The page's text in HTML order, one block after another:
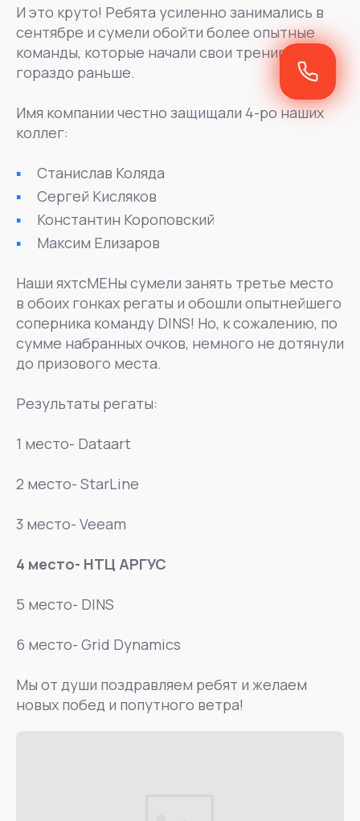
И это круто! Ребята усиленно занимались в
сентябре и сумели обойти более опытные
команды, которые начали свои тренировки
гораздо раньше.
Имя компании честно защищали 4-ро наших
коллег:
Станислав Коляда
Сергей Кисляков
Константин Короповский
Максим Елизаров
Наши яхтсМЕНы сумели занять третье место
в обоих гонках регаты и обошли опытнейшего
соперника команду DINS! Но, к сожалению, по
сумме набранных очков, немного не дотянули
до призового места.
Результаты регаты:
1 место- Dataart
2 место- StarLine
3 место- Veeam
4 место- НТЦ АРГУС
5 место- DINS
6 место- Grid Dynamics
Мы от души поздравляем ребят и желаем
новых побед и попутного ветра!